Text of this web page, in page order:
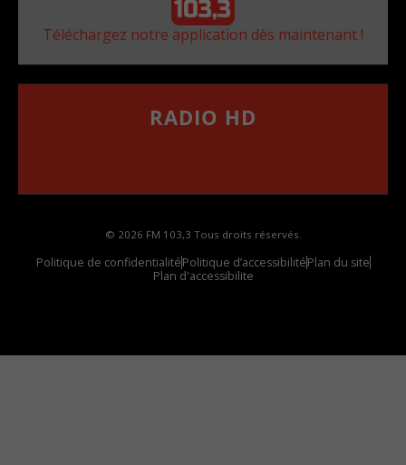
Téléchargez notre application dès maintenant !
RADIO HD
© 2026 FM 103,3 Tous droits réservés.
Politique de confidentialitéPolitique d’accessibilitéPlan du site
Plan d'accessibilite